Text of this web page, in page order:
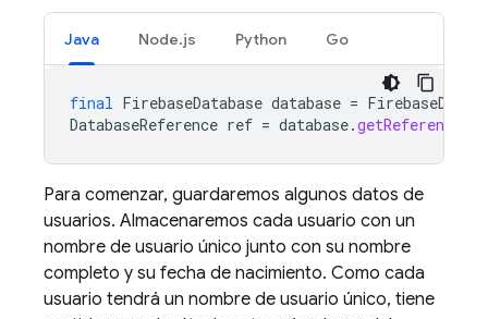
Java Node.js Python Go
final FirebaseDatabase database =
DatabaseReference ref = database.getReference
Para comenzar, guardaremos algunos datos de
usuarios. Almacenaremos cada usuario con un
nombre de usuario único junto con su nombre
completo y su fecha de nacimiento. Como cada
usuario tendrá un nombre de usuario único, tiene